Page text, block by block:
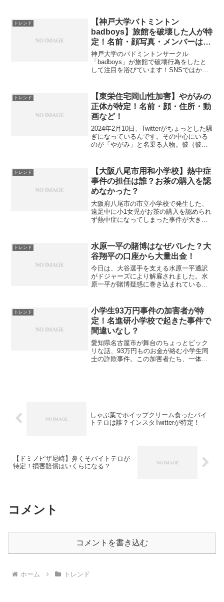
るのは新しい趣味？それとも、ちょっと
したアドベンチャー？今回の...
トレンド
【神戸大学バトミントン
badboys】旅館を破壊した人が特
定！名前・顔写真・メンバーは判
明している？
神戸大学のバドミントンサークル
「badboys」が旅館で破壊行為をしたと
して注目を浴びています！SNSではかな
いきます！今回の記事では、以下のこと
について紹介しているので...
トレンド
【東栄住宅岡山性加害】やがみの
正体が特定！名前・顔・住所・動
画など！
2024年2月10日、Twitterがちょっとした騒
ぎになっているんです。その中心にいる
のが「やがみ」と名乗る人物。彼（彼
とをして、それをSNSでシェアしていた
んですよ...
トレンド
【大阪八尾市用和小学校】熱中症
事件の担任は誰？お茶の購入を認
めなかった？
大阪府八尾市の市立小学校で発生した、
遠足中に小1女児がお茶の購入を認められ
ず熱中症になってしまった事件が大きな
て、多くの人々の間で議論を呼んでいま
す。本記事では、この事件...
トレンド
水原一平の賭博はなぜバレた？大
谷翔平の口座から大量出金！
今日は、大谷選手を支える水原一平通訳
がドジャーズにより解雇されました。水
原一平が賭博疑惑に巻き込まれていると
か？ 水原一平が賭博！なぜバレた？理由
は？ そして、どれほどの...
トレンド
小学生93万円事件の加害者が特
定！名進研小学校で起きた事件で
間違いなし？
愛知県名古屋市が舞台のちょっとビック
リな話、93万円ものお金が絡む小学生同
士の詐欺事件。この加害者たち、一体ど
しゃぶ葉でホイップクリーム食ったバイ
トテロは誰？インスタTwitterが特定！
【ドミノピザ尼崎】鼻くそバイトテロが
特定！損害賠償はいくらになる？
コメント
コメントを書き込む
ホーム トレンド